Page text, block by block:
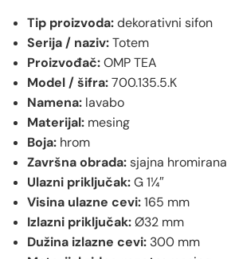
Tip proizvoda:dekorativni sifon
Serija / naziv:Totem
Proizvođač:OMP TEA
Model / šifra:700.135.5.K
Namena: lavabo
Materijal: mesing
Boja: hrom
Završna obrada:sjajna hromirana
Ulazni priključak:G 1¼″
Visina ulazne cevi:165 mm
Izlazni priključak:Ø32 mm
Dužina izlazne cevi: 300 mm